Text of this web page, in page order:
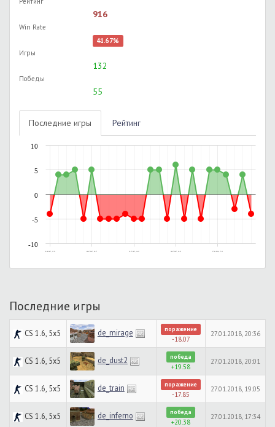
916
Win Rate
41.67%
Игры
132
Победы
55
Последние игры Рейтинг
21.06.2017, 17:51 06.07.2017, 18:57 21.07.2017, 16:17 26.07.2017, 16:15 27.01.2018, 17:33
-10
-5
0
5
10
Последние игры
CS 1.6, 5x5 de_mirage поражение
-18.07
27.01.2018, 20:36
CS 1.6, 5x5 de_dust2 победа
+19.58
27.01.2018, 20:01
CS 1.6, 5x5 de_train поражение
-17.85
27.01.2018, 19:05
CS 1.6, 5x5 de_inferno победа
+20.38
27.01.2018, 17:34